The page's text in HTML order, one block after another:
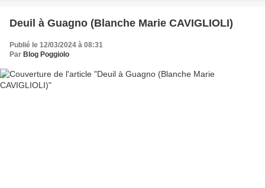
Deuil à Guagno (Blanche Marie CAVIGLIOLI)
Publié le 12/03/2024 à 08:31
Par Blog Poggiolo